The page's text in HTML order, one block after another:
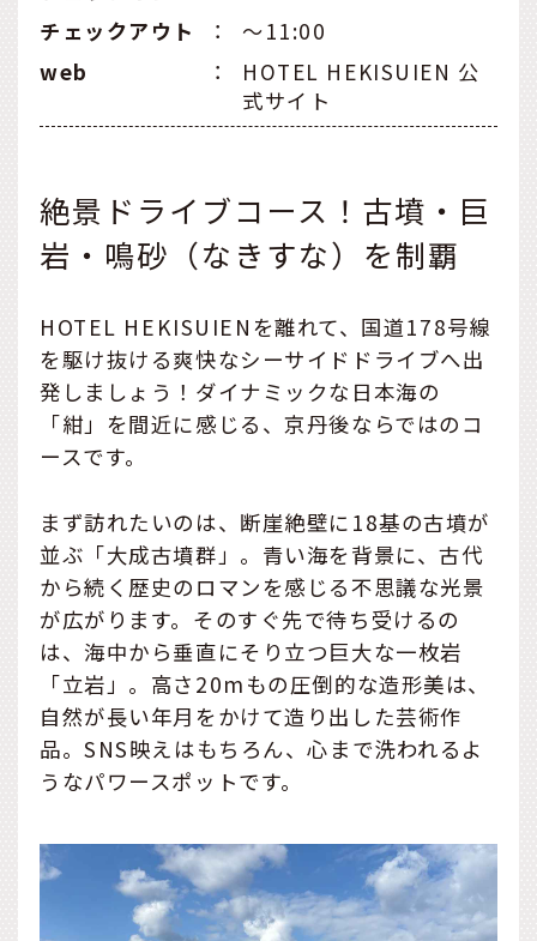
チェックアウト
：
〜11:00
web
：
HOTEL HEKISUIEN 公
式サイト
絶景ドライブコース！古墳・巨
岩・鳴砂（なきすな）を制覇
HOTEL HEKISUIENを離れて、国道178号線
を駆け抜ける爽快なシーサイドドライブへ出
発しましょう！ダイナミックな日本海の
「紺」を間近に感じる、京丹後ならではのコ
ースです。
まず訪れたいのは、断崖絶壁に18基の古墳が
並ぶ「大成古墳群」。青い海を背景に、古代
から続く歴史のロマンを感じる不思議な光景
が広がります。そのすぐ先で待ち受けるの
は、海中から垂直にそり立つ巨大な一枚岩
「立岩」。高さ20mもの圧倒的な造形美は、
自然が長い年月をかけて造り出した芸術作
品。SNS映えはもちろん、心まで洗われるよ
うなパワースポットです。